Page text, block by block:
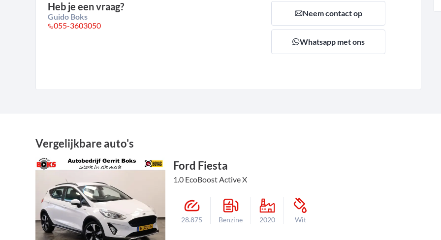
Heb je een vraag?
Guido Boks
055-3603050
Neem contact op
Whatsapp met ons
Vergelijkbare auto's
Ford Fiesta
1.0 EcoBoost Active X
28.875 Benzine 2020 Wit